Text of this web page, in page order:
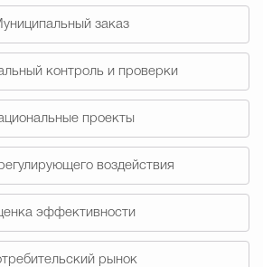
Градостроительство и
Государственные организации
заказ
контроль и проверки
проекты
воздействия
эффективности
рынок